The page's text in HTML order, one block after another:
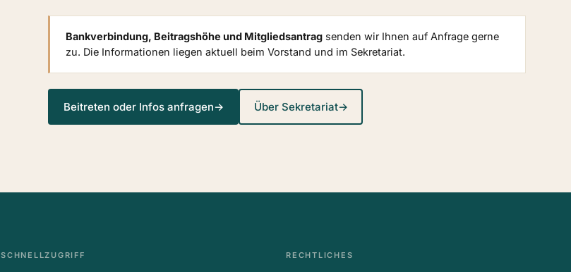
Bankverbindung, Beitragshöhe und Mitgliedsantrag senden wir Ihnen auf Anfrage gerne
zu. Die Informationen liegen aktuell beim Vorstand und im Sekretariat.
Beitreten oder Infos anfragen→ Über Sekretariat→
SCHNELLZUGRIFF RECHTLICHES